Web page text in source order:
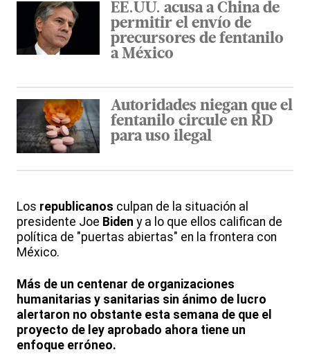
EE.UU. acusa a China de
permitir el envío de
precursores de fentanilo
a México
Autoridades niegan que el
fentanilo circule en RD
para uso ilegal
Los republicanos culpan de la situación al
presidente Joe Biden y a lo que ellos califican de
política de "puertas abiertas" en la frontera con
México.
Más de un centenar de organizaciones
humanitarias y sanitarias sin ánimo de lucro
alertaron no obstante esta semana de que el
proyecto de ley aprobado ahora tiene un
enfoque erróneo.